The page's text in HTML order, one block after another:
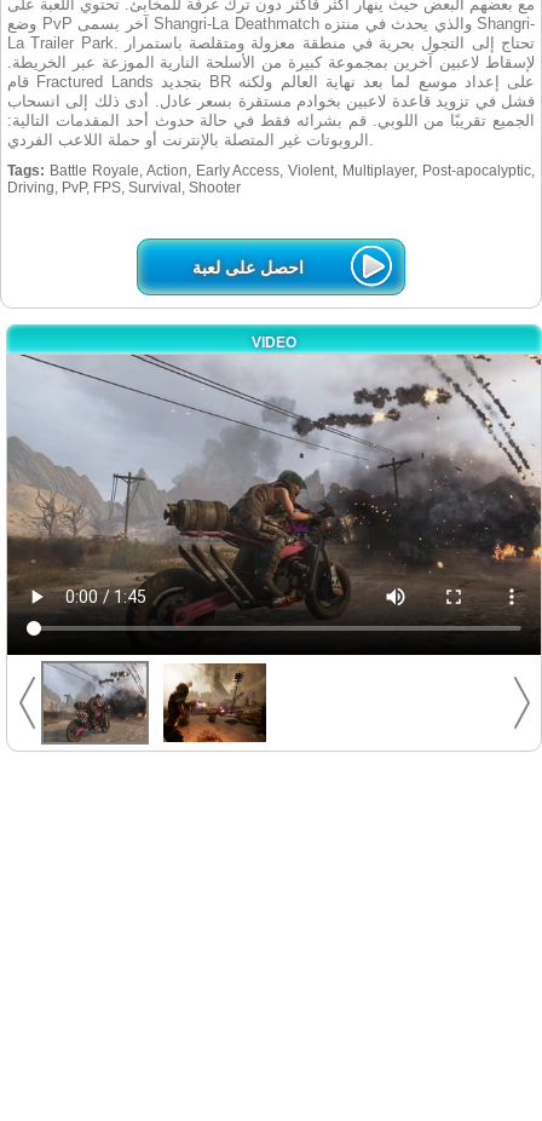
مع بعضهم البعض حيث ينهار أكثر فأكثر دون ترك غرفة للمخابئ. تحتوي اللعبة على
وضع PvP آخر يسمى Shangri-La Deathmatch والذي يحدث في منتزه Shangri-
La Trailer Park. تحتاج إلى التجول بحرية في منطقة معزولة ومتقلصة باستمرار
لإسقاط لاعبين آخرين بمجموعة كبيرة من الأسلحة النارية الموزعة عبر الخريطة.
قام Fractured Lands بتجديد BR على إعداد موسع لما بعد نهاية العالم ولكنه
فشل في تزويد قاعدة لاعبين بخوادم مستقرة بسعر عادل. أدى ذلك إلى انسحاب
الجميع تقريبًا من اللوبي. قم بشرائه فقط في حالة حدوث أحد المقدمات التالية:
الروبوتات غير المتصلة بالإنترنت أو حملة اللاعب الفردي.
Tags: Battle Royale, Action, Early Access, Violent, Multiplayer, Post-apocalyptic,
Driving, PvP, FPS, Survival, Shooter
احصل على لعبة
VIDEO